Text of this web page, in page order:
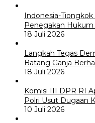
Indonesia-
Penegakan Hukum
18 Juli 2026
Langkah Tegas
Batang Ganja
18 Juli 2026
Komisi III DPR RI
Polri Usut Dugaan
10 Juli 2026